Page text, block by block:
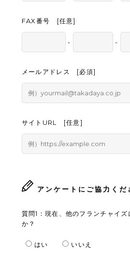
FAX番号 [任意]
- -
メールアドレス [必須]
サイトURL [任意]
アンケートにご協力くだ
質問1：現在、他のフランチャイ
か？
はい いいえ